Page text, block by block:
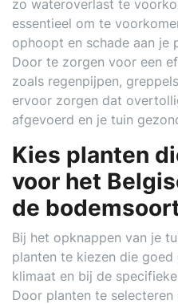
zo wateroverlast te
essentieel om te
ophoopt en schade aan je
Door te zorgen voor een
zoals regenpijpen,
ervoor zorgen dat
afgevoerd en je tuin
Kies planten
voor het
de
Bij het opknappen van je
planten te kiezen die
klimaat en bij de
Door planten te